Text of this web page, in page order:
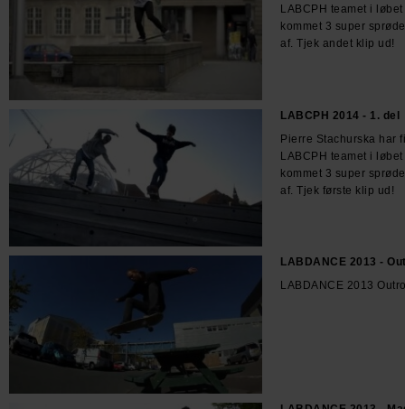
LABCPH teamet i
kommet 3 super
af. Tjek andet klip ud!
LABCPH 2014 - 1. del
Pierre Stachurska har
LABCPH teamet i
kommet 3 super
af. Tjek første klip ud!
LABDANCE 2013 -
LABDANCE 2013